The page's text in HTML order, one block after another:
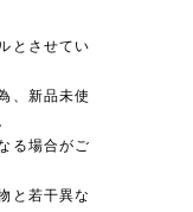
とさせてい
、新品未使
る場合がご
と若干異な